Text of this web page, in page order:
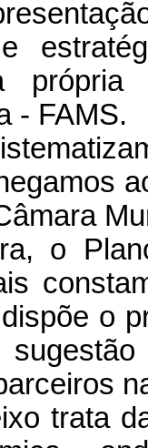
própria
- FAMS.
o
o
trata